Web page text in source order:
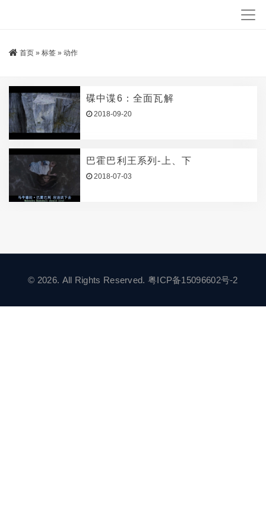
首页 » 标签 » 动作
碟中谍6：全面瓦解
2018-09-20
巴霍巴利王系列-上、下
2018-07-03
© 2026. All Rights Reserved. 粤ICP备15096602号-2